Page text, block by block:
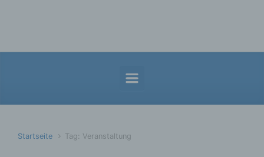
Startseite Tag: Veranstaltung